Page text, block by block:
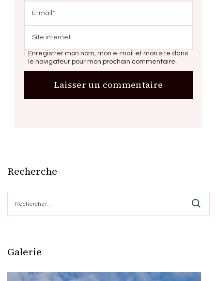
Enregistrer mon nom, mon e-mail et mon site dans
le navigateur pour mon prochain commentaire.
Recherche
Galerie